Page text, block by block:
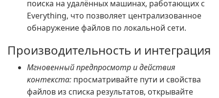
поиска на удалённых машинах, работающих с
Everything, что позволяет централизованное
обнаружение файлов по локальной сети.
Производительность и интеграция
Мгновенный предпросмотр и действия
контекста: просматривайте пути и свойства
файлов из списка результатов, открывайте